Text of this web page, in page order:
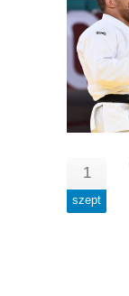
1
szept